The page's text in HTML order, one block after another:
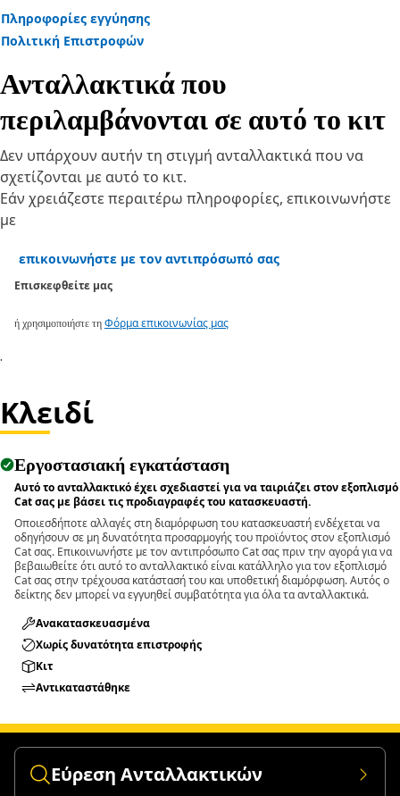
Πληροφορίες εγγύησης
Πολιτική Επιστροφών
Ανταλλακτικά που
περιλαμβάνονται σε αυτό το κιτ
Δεν υπάρχουν αυτήν τη στιγμή ανταλλακτικά που να
σχετίζονται με αυτό το κιτ.
Εάν χρειάζεστε περαιτέρω πληροφορίες, επικοινωνήστε
με
επικοινωνήστε με τον αντιπρόσωπό σας
Επισκεφθείτε μας
ή χρησιμοποιήστε τηΦόρμα επικοινωνίας μας
.
Κλειδί
Εργοστασιακή εγκατάσταση
Αυτό το ανταλλακτικό έχει σχεδιαστεί για να ταιριάζει στον εξοπλισμό
Cat σας με βάσει τις προδιαγραφές του κατασκευαστή.
Οποιεσδήποτε αλλαγές στη διαμόρφωση του κατασκευαστή ενδέχεται να
οδηγήσουν σε μη δυνατότητα προσαρμογής του προϊόντος στον εξοπλισμό
Cat σας. Επικοινωνήστε με τον αντιπρόσωπο Cat σας πριν την αγορά για να
βεβαιωθείτε ότι αυτό το ανταλλακτικό είναι κατάλληλο για τον εξοπλισμό
Cat σας στην τρέχουσα κατάστασή του και υποθετική διαμόρφωση. Αυτός ο
δείκτης δεν μπορεί να εγγυηθεί συμβατότητα για όλα τα ανταλλακτικά.
Ανακατασκευασμένα
Χωρίς δυνατότητα επιστροφής
Κιτ
Αντικαταστάθηκε
Εύρεση Ανταλλακτικών